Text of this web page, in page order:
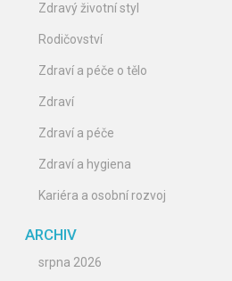
Zdravý životní styl
Rodičovství
Zdraví a péče o tělo
Zdraví
Zdraví a péče
Zdraví a hygiena
Kariéra a osobní rozvoj
ARCHIV
srpna 2026